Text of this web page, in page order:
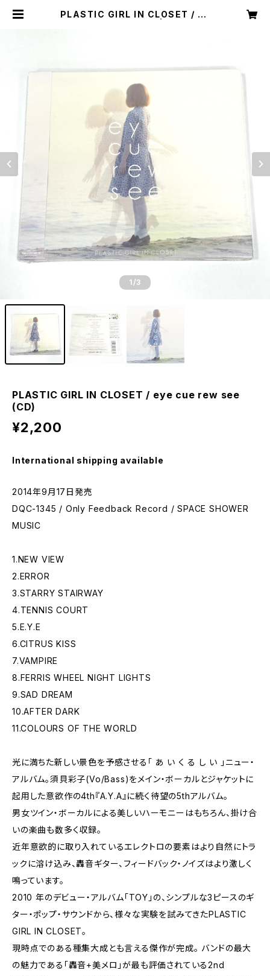
PLASTIC GIRL IN CLOSET / ey
1 /3
PLASTIC GIRL IN CLOSET / eye cue rew see
(CD)
¥2,200
International shipping available
2014年9月17日発売
DQC-1345 / Only Feedback Record / SPACE SHOWER
MUSIC
1.NEW VIEW
2.ERROR
3.STARRY STAIRWAY
4.TENNIS COURT
5.E.Y.E
6.CITRUS KISS
7.VAMPIRE
8.FERRIS WHEEL NIGHT LIGHTS
9.SAD DREAM
10.AFTER DARK
11.COLOURS OF THE WORLD
光に満ちた新しい景色を予感させる「 あ い く る し い 」ニュー・
アルバム。須貝彩子(Vo/Bass)をメイン・ボーカルとジャケットに
起用した意欲作の4th『A.Y.A』に続く待望の5thアルバム。
男女ツイン・ボーカルによる美しいハーモニーはもちろん、掛け合
いの楽曲も数多く収録。
近年意欲的に取り入れているエレクトロの要素はより自然にトラ
ックに溶け込み、轟音ギター、フィードバック・ノイズはより激しく
鳴っています。
2010 年のデビュー・アルバム「TOY」の、シンプルな3ピースのギ
ター・ポップ・サウンドから、様々な実験を試みてきたPLASTIC
GIRL IN CLOSET。
現時点でのある種集大成とも言える傑作が完成。 バンドの最大
の魅力である「轟音+美メロ」が最も評価されている2nd